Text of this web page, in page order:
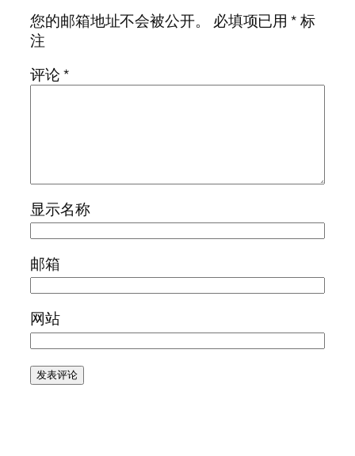
您的邮箱地址不会被公开。
必填项已用*标
注
评论*
显示名称
邮箱
网站